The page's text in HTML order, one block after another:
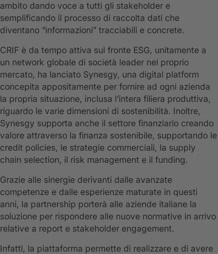
ambito dando voce a tutti gli stakeholder e
semplificando il processo di raccolta dati che
diventano “informazioni” tracciabili e concrete.
CRIF è da tempo attiva sul fronte ESG, unitamente a
un network globale di società leader nel proprio
mercato, ha lanciato Synesgy, una digital platform
concepita appositamente per fornire ad ogni azienda
la propria situazione, inclusa l’intera filiera produttiva,
riguardo le varie dimensioni di sostenibilità. Inoltre,
Synesgy supporta anche il settore finanziario creando
valore attraverso la finanza sostenibile, supportando le
credit policies, le strategie commerciali, la supply
chain selection, il risk management e il funding.
Grazie alle sinergie derivanti dalle avanzate
competenze e dalle esperienze maturate in questi
anni, la partnership porterà alle aziende italiane la
soluzione per rispondere alle nuove normative in arrivo
relative a report e stakeholder engagement.
Infatti, la piattaforma permette di realizzare e di avere